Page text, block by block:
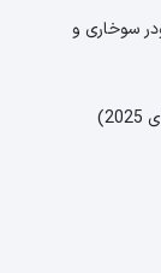
سوخاری و